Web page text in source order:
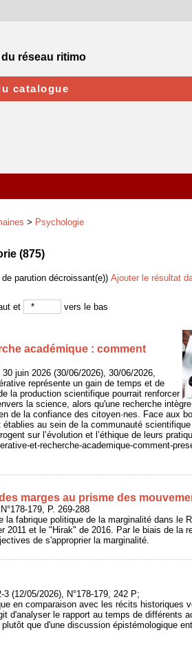
> Psychologie
(875)
parution décroissant(e)) Ajouter le résultat
et vers le bas
académique : comment
juin 2026 (30/06/2026), 30/06/2026,
représente un gain de temps et de
la production scientifique pourrait renforcer
la science, alors qu'une recherche
de la confiance des citoyen·nes. Face aux
au sein de la communauté
sur l’évolution et l’éthique de leurs
et-recherche-academique-comment-
marges au prisme des
179, P. 269-288
fabrique politique de la marginalité dans le
2011 et le "Hirak" de 2016. Par le biais de la
de s'approprier la marginalité.
(12/05/2026), N°178-179, 242 P;
en comparaison avec les récits historiques
d'analyser le rapport au temps de différents
que d'une discussion épistémologique
réseau ritimo
catalogue